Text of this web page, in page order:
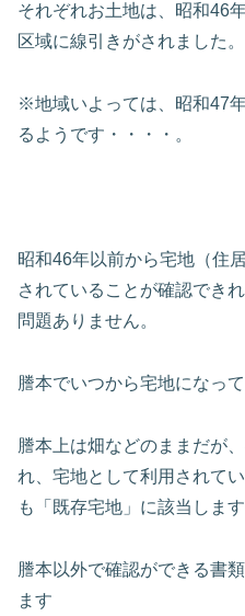
それぞれお土地は、昭和46
区域に線引きがされました。
※地域いよっては、昭和47
るようです・・・・。
昭和46年以前から宅地（住
されていることが確
問題ありません。
謄本でいつから宅地になっ
謄本上は畑などのままだが
れ、宅地として利用されて
も「既存宅地」に該当します
謄本以外で確認ができる書
ます